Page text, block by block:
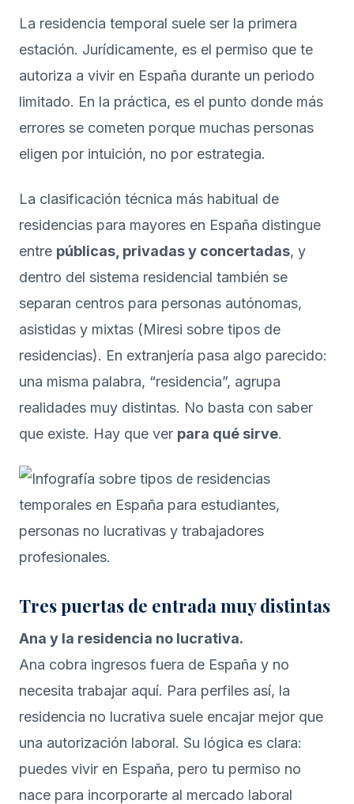
La residencia temporal suele ser la primera
estación. Jurídicamente, es el permiso que te
autoriza a vivir en España durante un periodo
limitado. En la práctica, es el punto donde más
errores se cometen porque muchas personas
eligen por intuición, no por estrategia.
La clasificación técnica más habitual de
residencias para mayores en España distingue
entre públicas, privadas y concertadas, y
dentro del sistema residencial también se
separan centros para personas autónomas,
asistidas y mixtas (Miresi sobre tipos de
residencias). En extranjería pasa algo parecido:
una misma palabra, “residencia”, agrupa
realidades muy distintas. No basta con saber
que existe. Hay que ver para qué sirve.
Tres puertas de entrada muy distintas
Ana y la residencia no lucrativa.
Ana cobra ingresos fuera de España y no
necesita trabajar aquí. Para perfiles así, la
residencia no lucrativa suele encajar mejor que
una autorización laboral. Su lógica es clara:
puedes vivir en España, pero tu permiso no
nace para incorporarte al mercado laboral